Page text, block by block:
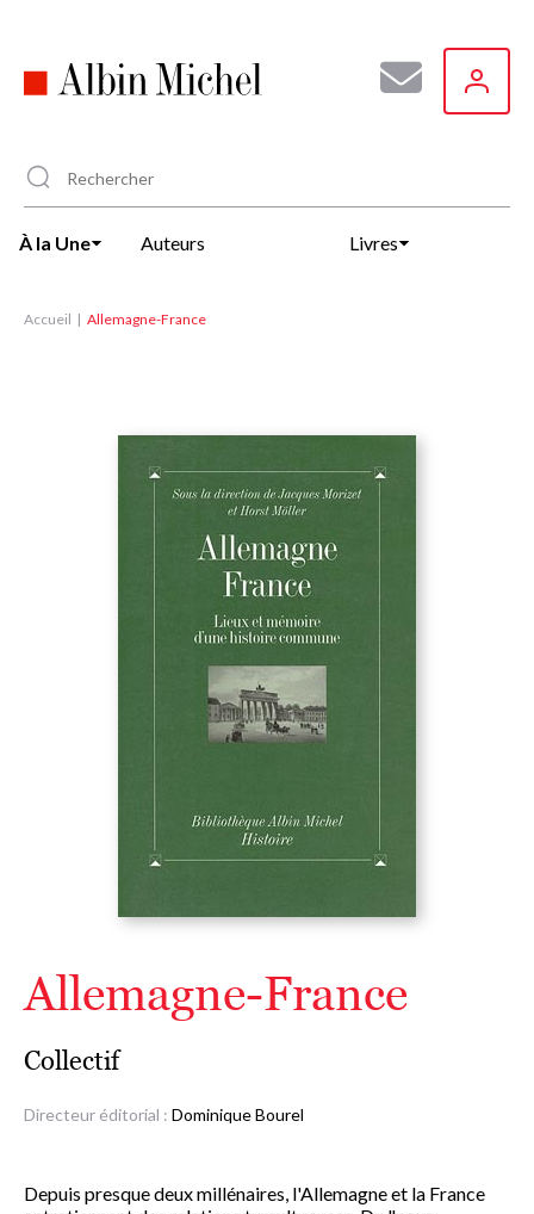
principal
À la Une Auteurs Livres
Accueil Allemagne-France
Allemagne-France
Collectif
Directeur éditorial : Dominique Bourel
Depuis presque deux millénaires, l'Allemagne et la France